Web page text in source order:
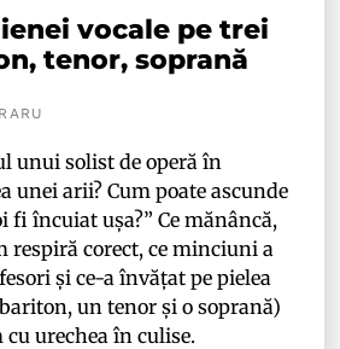
vocale pe trei
tenor, soprană
unui solist de operă în
unei arii? Cum poate ascunde
fi încuiat ușa?” Ce mănâncă,
respiră corect, ce minciuni a
și ce-a învățat pe pielea
un tenor și o soprană)
cu urechea în culise.